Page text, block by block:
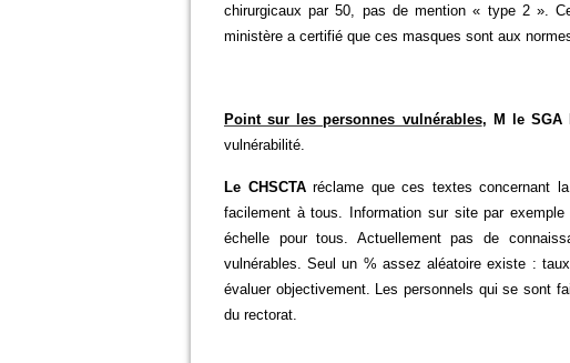
chirurgicaux par 50, pas de mention « type 2 ».
ministère a certifié que ces masques sont aux
Point sur les personnes vulnérables, M le SGA
vulnérabilité.
Le CHSCTAréclame que ces textes concernant
facilement à tous. Information sur site par
échelle pour tous. Actuellement pas de
vulnérables. Seul un % assez aléatoire existe :
évaluer objectivement. Les personnels qui se sont
du rectorat.